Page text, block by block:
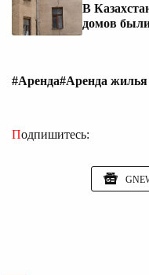
В
домов
#Аренда#Аренда жилья
Подпишитесь: